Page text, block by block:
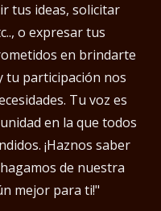
tus ideas, solicitar
o expresar tus
en brindarte
tu participación nos
Tu voz es
en la que todos
¡Haznos saber
de nuestra
mejor para ti!"